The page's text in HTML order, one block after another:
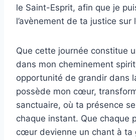
le Saint-Esprit, afin que je
l’avènement de ta justice sur
Que cette journée constitue
dans mon cheminement
opportunité de grandir dans
possède mon cœur,
sanctuaire, où ta présence
chaque instant. Que chaque
cœur devienne un chant à ta